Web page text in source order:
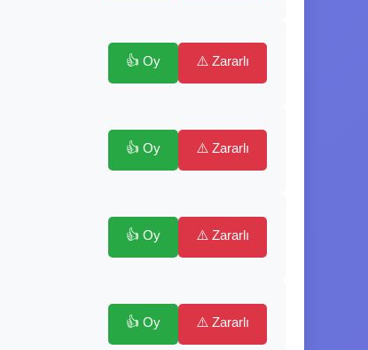
👍 Oy ⚠️ Zararlı
👍 Oy ⚠️ Zararlı
👍 Oy ⚠️ Zararlı
👍 Oy ⚠️ Zararlı